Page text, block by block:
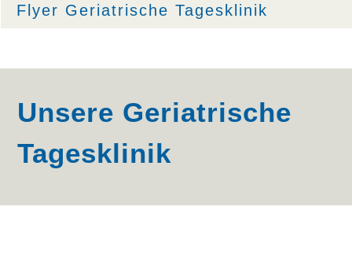
Flyer Geriatrische Tagesklinik
Unsere Geriatrische
Tagesklinik